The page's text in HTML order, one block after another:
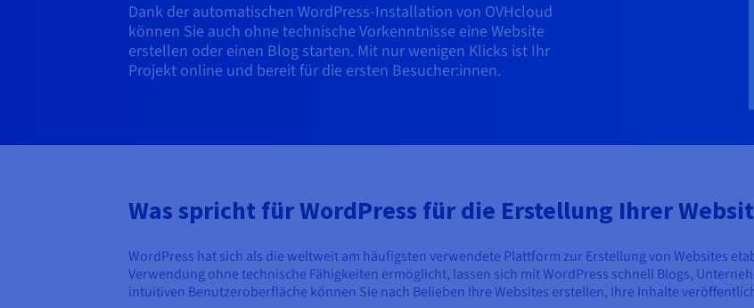
Dank der automatischen WordPress-Installation von OVHcloud
können Sie auch ohne technische Vorkenntnisse eine Website
erstellen oder einen Blog starten. Mit nur wenigen Klicks ist Ihr
Projekt online und bereit für die ersten Besucher:innen.
Was spricht für WordPress für die Erstellung Ihrer
WordPress hat sich als die weltweit am häufigsten verwendete Plattform zur Erstellung von Websites
Verwendung ohne technische Fähigkeiten ermöglicht, lassen sich mit WordPress schnell Blogs,
intuitiven Benutzeroberfläche können Sie nach Belieben Ihre Websites erstellen, Ihre Inhalte